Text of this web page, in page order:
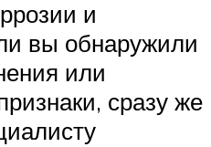
и
вы обнаружили
или
сразу же